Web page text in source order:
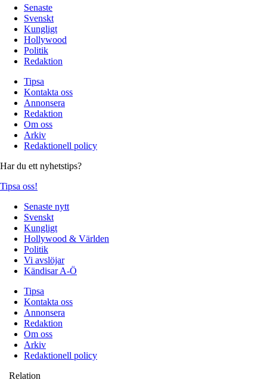
Senaste
Svenskt
Kungligt
Hollywood
Politik
Redaktion
Tipsa
Kontakta oss
Annonsera
Redaktion
Om oss
Arkiv
Redaktionell policy
Har du ett nyhetstips?
Tipsa oss!
Senaste nytt
Svenskt
Kungligt
Hollywood & Världen
Politik
Vi avslöjar
Kändisar A-Ö
Tipsa
Kontakta oss
Annonsera
Redaktion
Om oss
Arkiv
Redaktionell policy
Relation